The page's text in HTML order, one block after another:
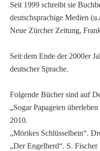
Seit 1999 schreibt sie
deutschsprachige Medien
Neue Zürcher Zeitung,
Seit dem Ende der 2000er
deutscher Sprache.
Folgende Bücher sind auf
„Sogar Papageien
2010.
„Mörikes Schlüsselbein“.
„Der Engelherd“. S.